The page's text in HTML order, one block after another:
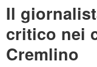
Il
critico nei
Cremlino